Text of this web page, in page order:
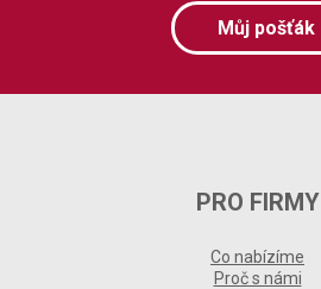
Můj pošťák
PRO FIRMY
Co nabízíme
Proč s námi